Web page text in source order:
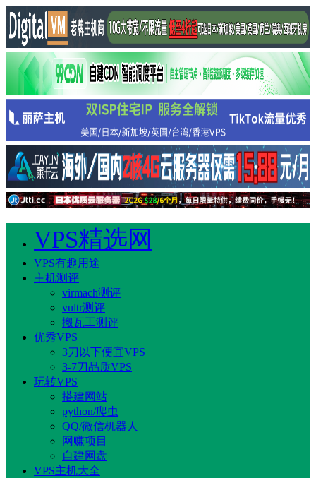
VPS精选网
VPS有趣用途
主机测评
virmach测评
vultr测评
搬瓦工测评
优秀VPS
3刀以下便宜VPS
3-7刀品质VPS
玩转VPS
搭建网站
python/爬虫
QQ/微信机器人
网赚项目
自建网盘
VPS主机大全